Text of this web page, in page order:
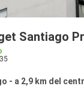
Santiago
- a 2,9 km del